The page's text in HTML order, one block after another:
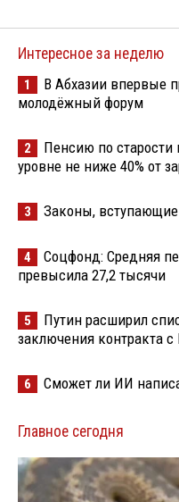
Интересное за неделю
1
В Абхазии впервые
молодёжный форум
2
Пенсию по старости
уровне не ниже 40% от
3 Законы, вступающие
4
Соцфонд: Средняя
превысила 27,2 тысячи
5
Путин расширил
заключения контракта
6 Сможет ли ИИ
Главное сегодня